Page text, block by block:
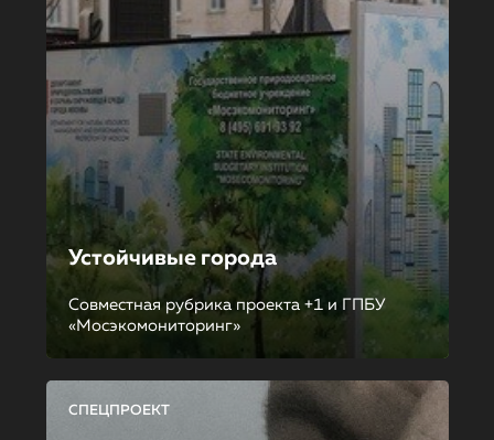
Устойчивые города
Совместная рубрика проекта +1 и ГПБУ
«Мосэкомониторинг»
СПЕЦПРОЕКТ